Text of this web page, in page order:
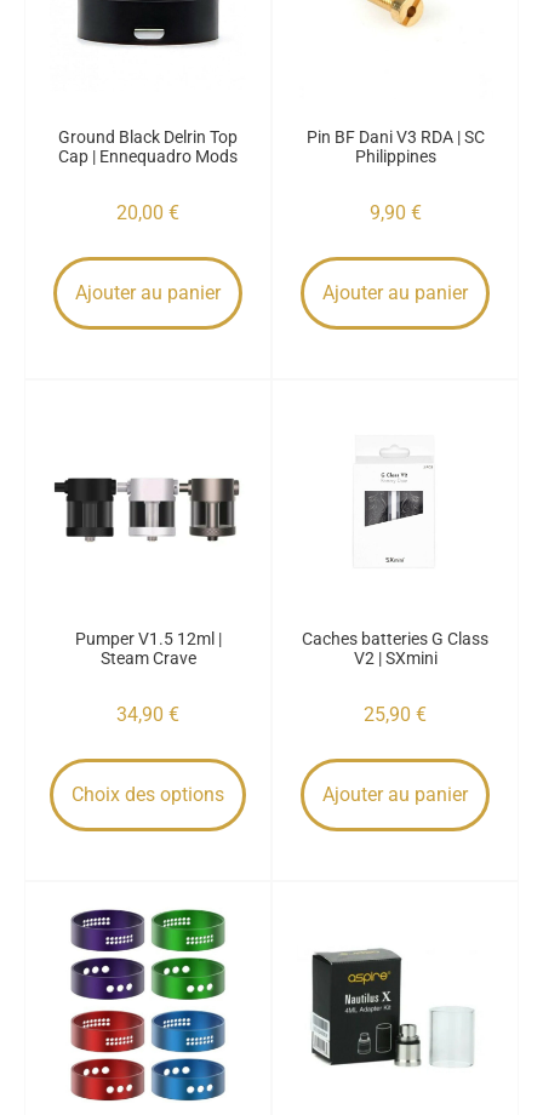
Ground Black Delrin Top
Cap | Ennequadro Mods
20,00 €
Ajouter au panier
Pin BF Dani V3 RDA | SC
Philippines
9,90 €
Ajouter au panier
Pumper V1.5 12ml |
Steam Crave
34,90 €
Choix des options
Caches batteries G Class
V2 | SXmini
25,90 €
Ajouter au panier